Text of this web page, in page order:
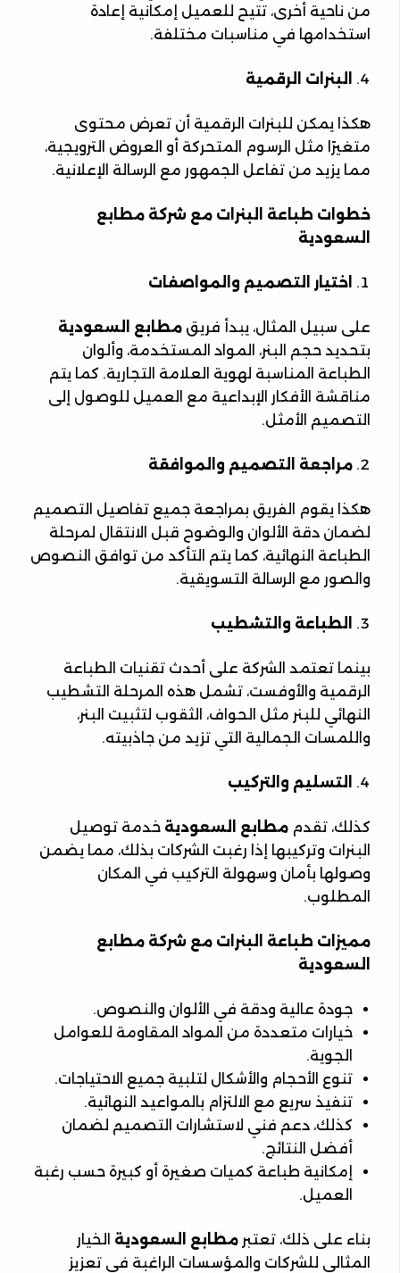
من ناحية أخرى، تتيح للعميل إمكانية إعادة
استخدامها في مناسبات مختلفة.
البنرات الرقمية
هكذا يمكن للبنرات الرقمية أن تعرض محتوى
متغيرًا مثل الرسوم المتحركة أو العروض الترويجية،
مما يزيد من تفاعل الجمهور مع الرسالة الإعلانية.
خطوات طباعة البنرات مع شركة مطابع
السعودية
اختيار التصميم والمواصفات
على سبيل المثال، يبدأ فريق مطابع السعودية
بتحديد حجم البنر، المواد المستخدمة، وألوان
الطباعة المناسبة لهوية العلامة التجارية. كما يتم
مناقشة الأفكار الإبداعية مع العميل للوصول إلى
التصميم الأمثل.
مراجعة التصميم والموافقة
هكذا يقوم الفريق بمراجعة جميع تفاصيل التصميم
لضمان دقة الألوان والوضوح قبل الانتقال لمرحلة
الطباعة النهائية، كما يتم التأكد من توافق النصوص
والصور مع الرسالة التسويقية.
الطباعة والتشطيب
بينما تعتمد الشركة على أحدث تقنيات الطباعة
الرقمية والأوفست، تشمل هذه المرحلة التشطيب
النهائي للبنر مثل الحواف، الثقوب لتثبيت البنر،
واللمسات الجمالية التي تزيد من جاذبيته.
التسليم والتركيب
كذلك، تقدم مطابع السعودية خدمة توصيل
البنرات وتركيبها إذا رغبت الشركات بذلك، مما يضمن
وصولها بأمان وسهولة التركيب في المكان
المطلوب.
مميزات طباعة البنرات مع شركة مطابع
السعودية
جودة عالية ودقة في الألوان والنصوص.
خيارات متعددة من المواد المقاومة للعوامل
الجوية.
تنوع الأحجام والأشكال لتلبية جميع الاحتياجات.
تنفيذ سريع مع الالتزام بالمواعيد النهائية.
كذلك، دعم فني لاستشارات التصميم لضمان
أفضل النتائج.
إمكانية طباعة كميات صغيرة أو كبيرة حسب رغبة
العميل.
بناء على ذلك، تعتبر مطابع السعودية الخيار
المثالي للشركات والمؤسسات الراغبة في تعزيز